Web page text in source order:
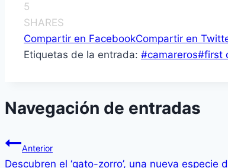
5
SHARES
Compartir en FacebookCompartir en
Etiquetas de la entrada: #camareros#first
Navegación de entradas
Anterior
Descubren el ‘gato-zorro’, una nueva